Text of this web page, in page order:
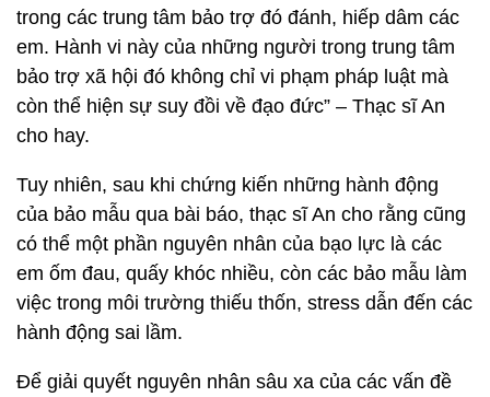
trong các trung tâm bảo trợ đó đánh, hiếp dâm các
em. Hành vi này của những người trong trung tâm
bảo trợ xã hội đó không chỉ vi phạm pháp luật mà
còn thể hiện sự suy đồi về đạo đức” – Thạc sĩ An
cho hay.
Tuy nhiên, sau khi chứng kiến những hành động
của bảo mẫu qua bài báo, thạc sĩ An cho rằng cũng
có thể một phần nguyên nhân của bạo lực là các
em ốm đau, quấy khóc nhiều, còn các bảo mẫu làm
việc trong môi trường thiếu thốn, stress dẫn đến các
hành động sai lầm.
Để giải quyết nguyên nhân sâu xa của các vấn đề